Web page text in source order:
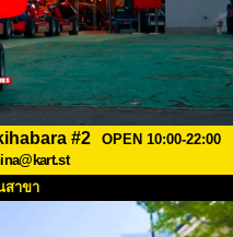
#2
OPEN 10:00-22:00
สาขา